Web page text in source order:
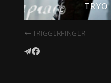
TRIGGERFINGER